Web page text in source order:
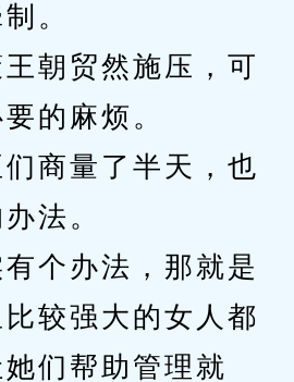
。
贸然施压，可
的麻烦。
量了半天，也
法。
办法，那就是
较强大的女人都
们帮助管理就